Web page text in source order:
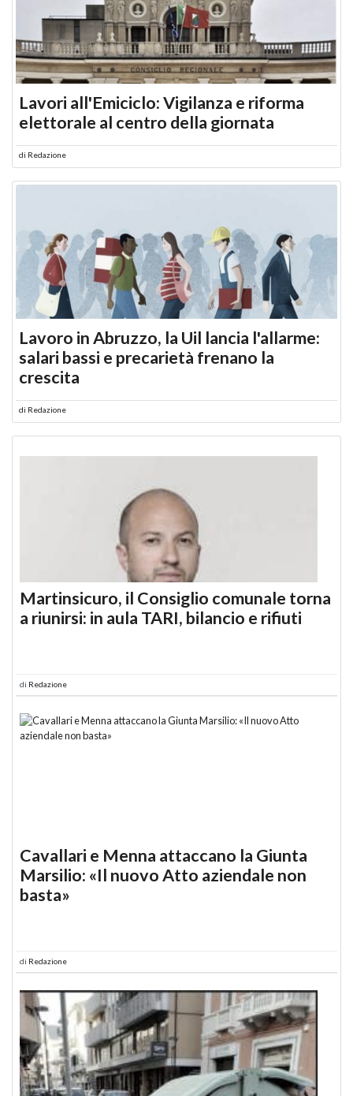
Lavori all'Emiciclo: Vigilanza e riforma
elettorale al centro della giornata
di Redazione
Lavoro in Abruzzo, la Uil lancia l'allarme:
salari bassi e precarietà frenano la
crescita
di Redazione
Martinsicuro, il Consiglio comunale torna
a riunirsi: in aula TARI, bilancio e rifiuti
di Redazione
Cavallari e Menna attaccano la Giunta
Marsilio: «Il nuovo Atto aziendale non
basta»
di Redazione